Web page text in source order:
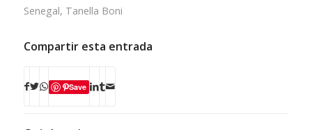
Senegal, Tanella Boni
Compartir esta entrada
Save